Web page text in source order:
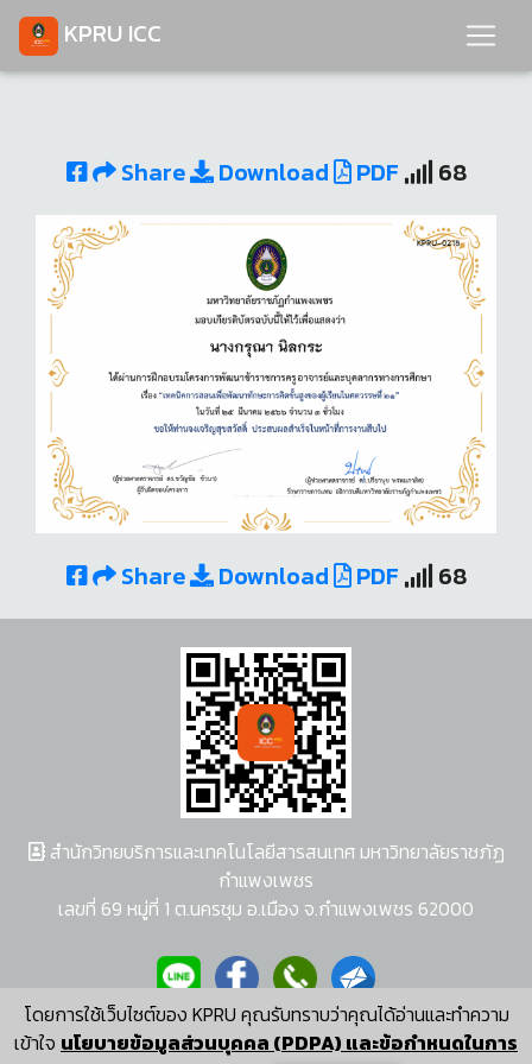
KPRU ICC
Share Download PDF 68
Share Download PDF 68
โดยการใช้เว็บไซต์ของ KPRU คุณรับทราบว่าคุณได้อ่านและทำความ
เข้าใจ นโยบายข้อมูลส่วนบุคคล (PDPA) และข้อกำหนดในการ
สำนักวิทยบริการและเทคโนโลยีสารสนเทศ มหาวิทยาลัยราชภัฏ
กำแพงเพชร
เลขที่ 69 หมู่ที่ 1 ต.นครชุม อ.เมือง จ.กำแพงเพชร 62000
ผู้พัฒนาระบบ อนุชา พวงผกา